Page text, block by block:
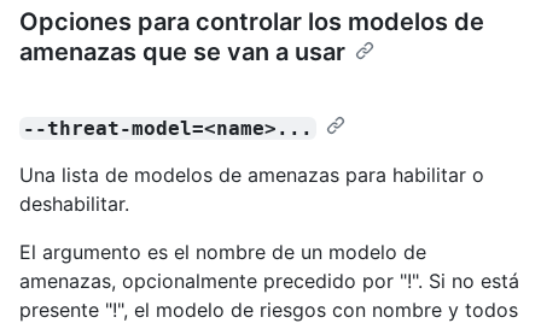
Opciones para controlar los modelos de
amenazas que se van a usar
--threat-model=<name>...
Una lista de modelos de amenazas para habilitar o
deshabilitar.
El argumento es el nombre de un modelo de
amenazas, opcionalmente precedido por "!". Si no está
presente "!", el modelo de riesgos con nombre y todos